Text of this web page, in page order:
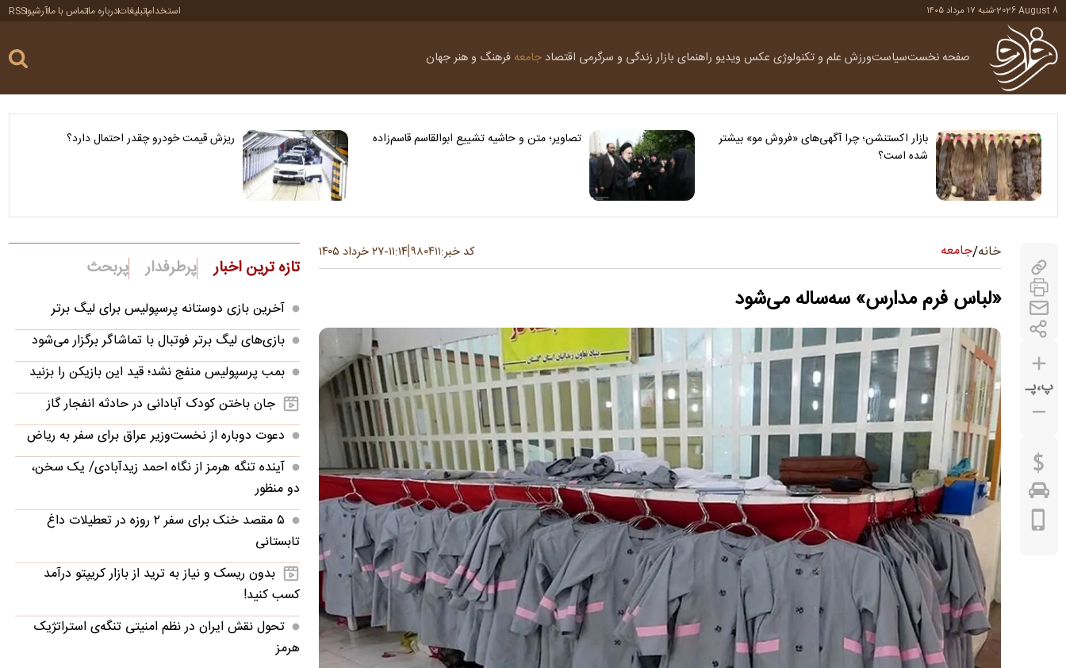
2026 August 8
-شنبه ۱۷ مرداد ۱۴۰۵ استخدامتبلیغاتدرباره ماتماس با ماآرشیوRSS
صفحه نخستسیاستورزش علم و تکنولوژی عکس ویدیو راهنمای بازارزندگی و سرگرمی اقتصاد جامعه فرهنگ و هنرجهان
بازار اکستنشن؛ چرا آگهی‌های «فروش مو» بیشتر
شده است؟
تصاویر؛ متن و حاشیه تشییع ابوالقاسم قاسم‌زاده ریزش قیمت خودرو چقدر احتمال دارد؟
پ،پـ
خانه/جامعه کد خبر:۹۸۰۴۱۱ ۱۱:۱۴-۲۷ خرداد ۱۴۰۵
«لباس فرم مدارس» سه‌ساله می‌شود
تازه ترین اخبار پرطرفدار پربحث
آخرین بازی دوستانه پرسپولیس برای لیگ برتر
بازی‌های لیگ برتر فوتبال با تماشاگر برگزار می‌شود
بمب پرسپولیس منفج نشد؛ قید این بازیکن را بزنید
جان باختن کودک آبادانی در حادثه انفجار گاز
دعوت دوباره از نخست‌وزیر عراق برای سفر به ریاض
آینده تنگه هرمز از نگاه احمد زیدآبادی/ یک سخن،
دو منظور
۵ مقصد خنک برای سفر ۲ روزه در تعطیلات داغ
تابستانی
بدون ریسک و نیاز به ترید از بازار کریپتو درآمد
کسب کنید!
تحول نقش ایران در نظم امنیتی تنگه‌ی استراتژیک
هرمز